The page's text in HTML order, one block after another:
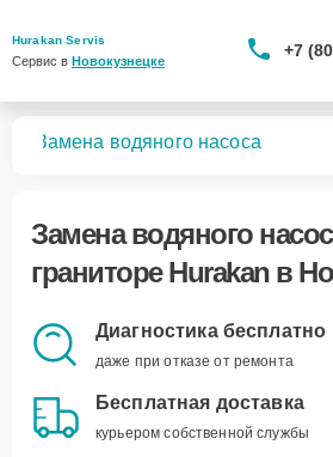
Hurakan Servis
Сервис в Новокузнецке
+7
Замена водяного насоса
Замена водяного
граниторе Hurakan в
Диагностика бесплатно
даже при отказе от ремонта
Бесплатная доставка
курьером собственной службы